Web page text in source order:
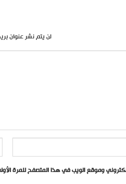
لن يتم نشر عنوان
وموقع الويب في هذا المتصفح للمرة